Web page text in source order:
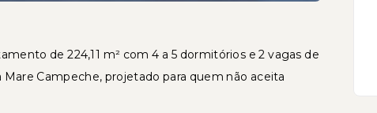
de 224,11 m² com 4 a 5 dormitórios e 2 vagas de
Campeche, projetado para quem não aceita